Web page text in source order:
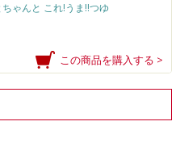
ゃんと これ!うま!!つゆ
この商品を購入する >